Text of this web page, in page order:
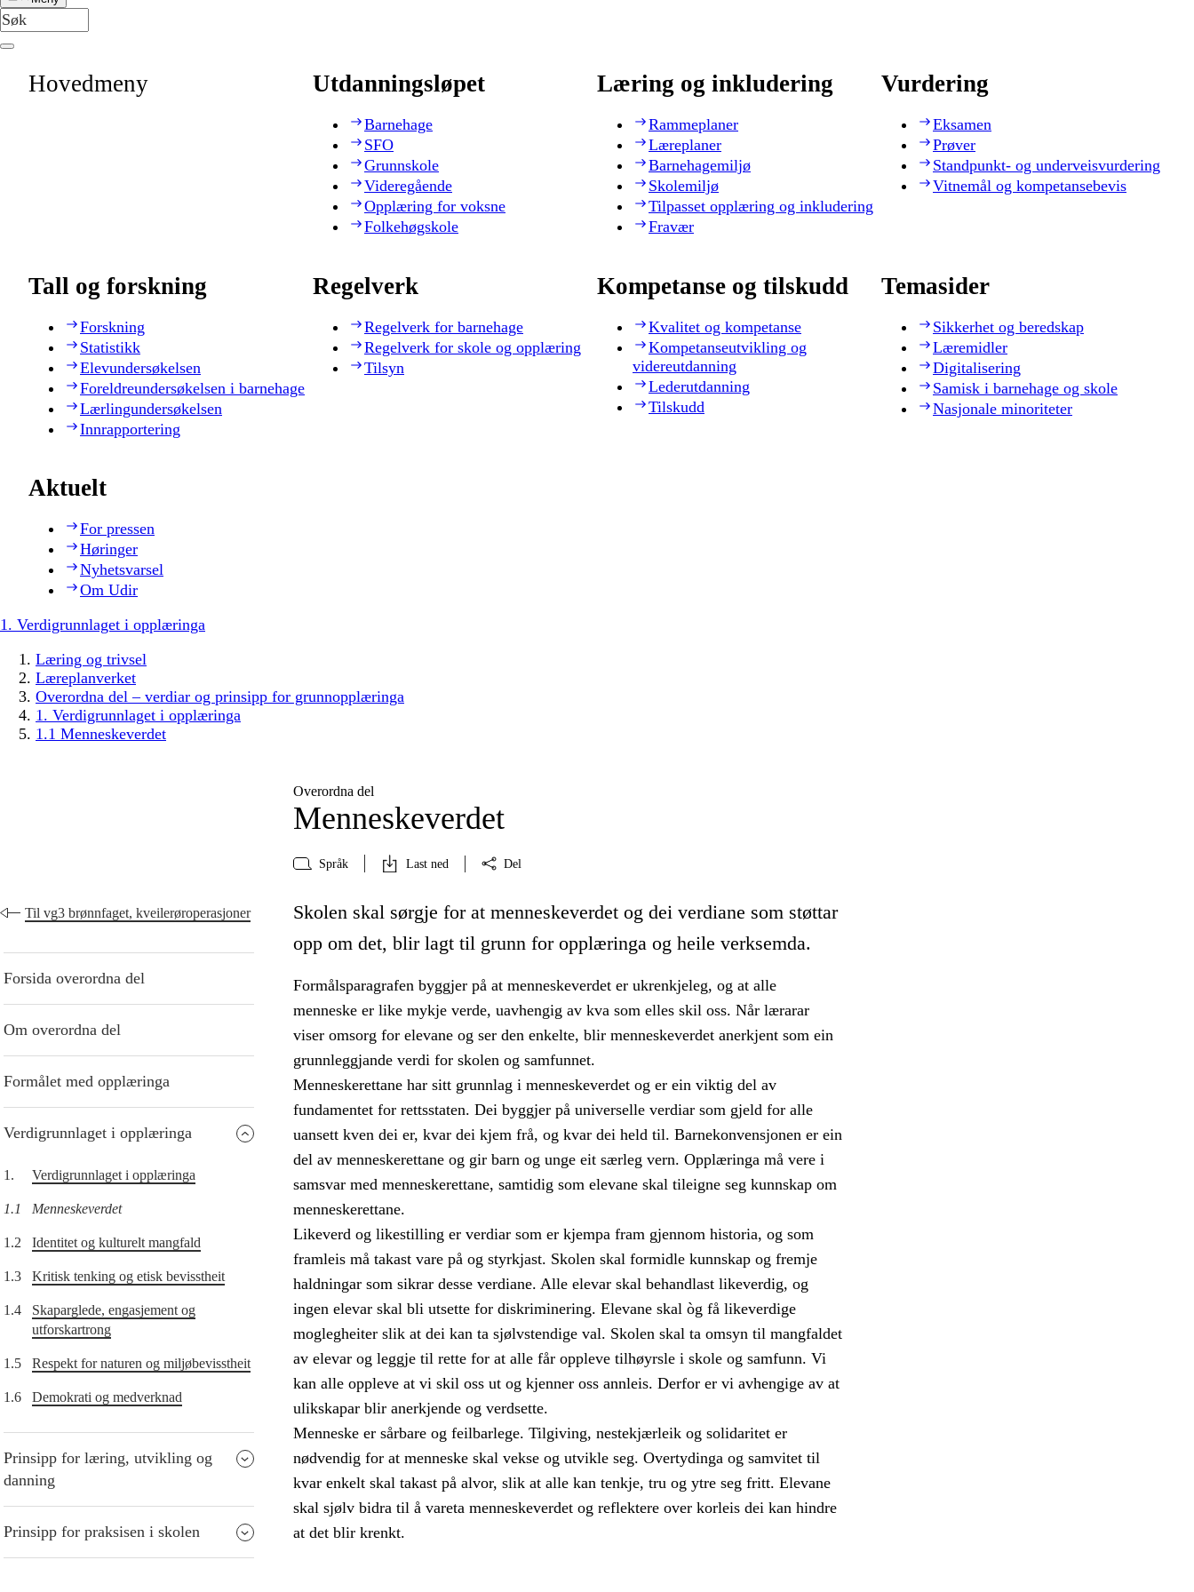
Hovedmeny Utdanningsløpet
Barnehage
SFO
Grunnskole
Videregående
Opplæring for voksne
Folkehøgskole
Læring og inkludering
Rammeplaner
Læreplaner
Barnehagemiljø
Skolemiljø
Tilpasset opplæring og inkludering
Fravær
Vurdering
Eksamen
Prøver
Standpunkt- og underveisvurdering
Vitnemål og kompetansebevis
Tall og forskning
Forskning
Statistikk
Elevundersøkelsen
Foreldreundersøkelsen i barnehage
Lærlingundersøkelsen
Innrapportering
Regelverk
Regelverk for barnehage
Regelverk for skole og opplæring
Tilsyn
Kompetanse og tilskudd
Kvalitet og kompetanse
Kompetanseutvikling og
videreutdanning
Lederutdanning
Tilskudd
Temasider
Sikkerhet og beredskap
Læremidler
Digitalisering
Samisk i barnehage og skole
Nasjonale minoriteter
Aktuelt
For pressen
Høringer
Nyhetsvarsel
Om Udir
1. Verdigrunnlaget i opplæringa
Læring og trivsel
Læreplanverket
Overordna del – verdiar og prinsipp for grunnopplæringa
1. Verdigrunnlaget i opplæringa
1.1 Menneskeverdet
Overordna del
Menneskeverdet
Språk Last ned Del
Til vg3 brønnfaget, kveilerøroperasjoner
Forsida overordna del
Om overordna del
Formålet med opplæringa
Verdigrunnlaget i opplæringa
1. Verdigrunnlaget i opplæringa
1.1 Menneskeverdet
1.2 Identitet og kulturelt mangfald
1.3 Kritisk tenking og etisk bevisstheit
1.4
Skaparglede, engasjement og
utforskartrong
1.5 Respekt for naturen og miljøbevisstheit
1.6 Demokrati og medverknad
Prinsipp for læring, utvikling og
danning
Prinsipp for praksisen i skolen
Skolen skal sørgje for at menneskeverdet og dei verdiane som støttar
opp om det, blir lagt til grunn for opplæringa og heile verksemda.
Formålsparagrafen byggjer på at menneskeverdet er ukrenkjeleg, og at alle
menneske er like mykje verde, uavhengig av kva som elles skil oss. Når lærarar
viser omsorg for elevane og ser den enkelte, blir menneskeverdet anerkjent som ein
grunnleggjande verdi for skolen og samfunnet.
Menneskerettane har sitt grunnlag i menneskeverdet og er ein viktig del av
fundamentet for rettsstaten. Dei byggjer på universelle verdiar som gjeld for alle
uansett kven dei er, kvar dei kjem frå, og kvar dei held til. Barnekonvensjonen er ein
del av menneskerettane og gir barn og unge eit særleg vern. Opplæringa må vere i
samsvar med menneskerettane, samtidig som elevane skal tileigne seg kunnskap om
menneskerettane.
Likeverd og likestilling er verdiar som er kjempa fram gjennom historia, og som
framleis må takast vare på og styrkjast. Skolen skal formidle kunnskap og fremje
haldningar som sikrar desse verdiane. Alle elevar skal behandlast likeverdig, og
ingen elevar skal bli utsette for diskriminering. Elevane skal òg få likeverdige
moglegheiter slik at dei kan ta sjølvstendige val. Skolen skal ta omsyn til mangfaldet
av elevar og leggje til rette for at alle får oppleve tilhøyrsle i skole og samfunn. Vi
kan alle oppleve at vi skil oss ut og kjenner oss annleis. Derfor er vi avhengige av at
ulikskapar blir anerkjende og verdsette.
Menneske er sårbare og feilbarlege. Tilgiving, nestekjærleik og solidaritet er
nødvendig for at menneske skal vekse og utvikle seg. Overtydinga og samvitet til
kvar enkelt skal takast på alvor, slik at alle kan tenkje, tru og ytre seg fritt. Elevane
skal sjølv bidra til å vareta menneskeverdet og reflektere over korleis dei kan hindre
at det blir krenkt.